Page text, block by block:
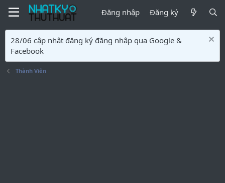
Đăng nhập Đăng ký
28/06 cập nhật đăng ký đăng nhập qua Google &
Facebook
Thành Viên